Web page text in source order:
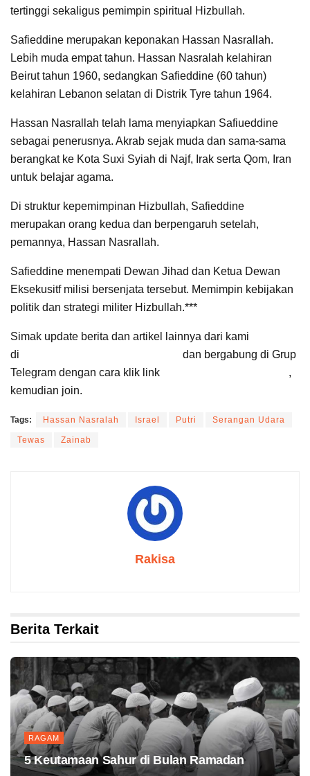
tertinggi sekaligus pemimpin spiritual Hizbullah.
Safieddine merupakan keponakan Hassan Nasrallah.
Lebih muda empat tahun. Hassan Nasralah kelahiran
Beirut tahun 1960, sedangkan Safieddine (60 tahun)
kelahiran Lebanon selatan di Distrik Tyre tahun 1964.
Hassan Nasrallah telah lama menyiapkan Safiueddine
sebagai penerusnya. Akrab sejak muda dan sama-sama
berangkat ke Kota Suxi Syiah di Najf, Irak serta Qom, Iran
untuk belajar agama.
Di struktur kepemimpinan Hizbullah, Safieddine
merupakan orang kedua dan berpengaruh setelah,
pemannya, Hassan Nasrallah.
Safieddine menempati Dewan Jihad dan Ketua Dewan
Eksekusitf milisi bersenjata tersebut. Memimpin kebijakan
politik dan strategi militer Hizbullah.***
Simak update berita dan artikel lainnya dari kami
di
dan bergabung di Grup
Telegram dengan cara klik link
,
kemudian join.
Tags: Hassan Nasralah Israel Putri Serangan Udara
Tewas Zainab
Rakisa
Berita Terkait
RAGAM
5 Keutamaan Sahur di Bulan Ramadan